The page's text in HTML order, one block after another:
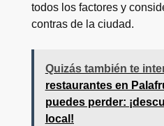
todos los factores y
contras de la ciudad.
Quizás también te
restaurantes en
puedes perder:
local!